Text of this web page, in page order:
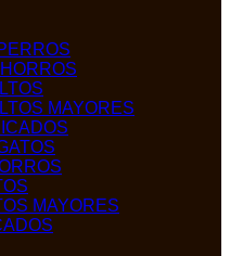
MAYORES
MAYORES